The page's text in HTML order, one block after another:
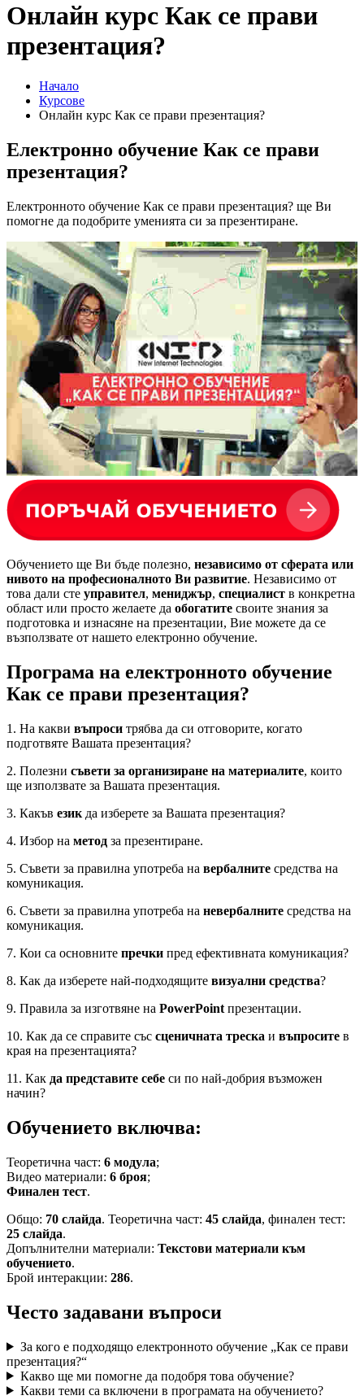
Онлайн курс Как се прави
презентация?
Начало
Курсове
Онлайн курс Как се прави презентация?
Електронно обучение Как се прави
презентация?
Eлектронното обучение Как се прави презентация? ще Ви
помогне да подобрите уменията си за презентиране.
Обучението ще Ви бъде полезно, независимо от сферата или
нивото на професионалното Ви развитие. Независимо от
това дали сте управител, мениджър, специалист в конкретна
област или просто желаете да обогатите своите знания за
подготовка и изнасяне на презентации, Вие можете да се
възползвате от нашето електронно обучение.
Програма на електронното обучение
Как се прави презентация?
1. На какви въпроси трябва да си отговорите, когато
подготвяте Вашата презентация?
2. Полезни съвети за организиране на материалите, които
ще използвате за Вашата презентация.
3. Какъв език да изберете за Вашата презентация?
4. Избор на метод за презентиране.
5. Съвети за правилна употреба на вербалните средства на
комуникация.
6. Съвети за правилна употреба на невербалните средства на
комуникация.
7. Кои са основните пречки пред ефективната комуникация?
8. Как да изберете най-подходящите визуални средства?
9. Правила за изготвяне на PowerPoint презентации.
10. Как да се справите със сценичната треска и въпросите в
края на презентацията?
11. Как да представите себе си по най-добрия възможен
начин?
Обучението включва:
Теоретична част: 6 модула;
Видео материали: 6 броя;
Финален тест.
Общо: 70 слайда. Теоретична част: 45 слайда, финален тест:
25 слайда.
Допълнителни материали: Текстови материали към
обучението.
Брой интеракции: 286.
Често задавани въпроси
За кого е подходящо електронното обучение „Как се прави
презентация?“
Какво ще ми помогне да подобря това обучение?
Какви теми са включени в програмата на обучението?